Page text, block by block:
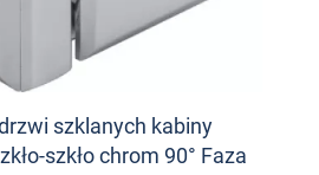
szklanych kabiny
szkło chrom 90° Faza